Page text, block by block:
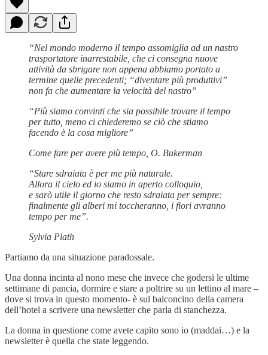
“Nel mondo moderno il tempo assomiglia ad un nastro
trasportatore inarrestabile, che ci consegna nuove
attività da sbrigare non appena abbiamo portato a
termine quelle precedenti; “diventare più produttivi”
non fa che aumentare la velocità del nastro”
“Più siamo convinti che sia possibile trovare il tempo
per tutto, meno ci chiederemo se ciò che stiamo
facendo è la cosa migliore”
Come fare per avere più tempo, O. Bukerman
“Stare sdraiata è per me più naturale.
Allora il cielo ed io siamo in aperto colloquio,
e sarò utile il giorno che resto sdraiata per sempre:
finalmente gli alberi mi toccheranno, i fiori avranno
tempo per me”.
Sylvia Plath
Partiamo da una situazione paradossale.
Una donna incinta al nono mese che invece che godersi le ultime
settimane di pancia, dormire e stare a poltrire su un lettino al mare –
dove si trova in questo momento- è sul balconcino della camera
dell’hotel a scrivere una newsletter che parla di stanchezza.
La donna in questione come avete capito sono io (maddai…) e la
newsletter è quella che state leggendo.